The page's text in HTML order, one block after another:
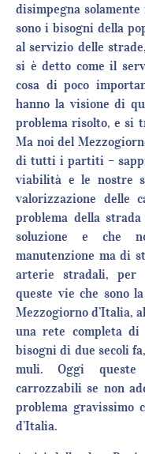
disimpegna
sono i bisogni della
al servizio delle
si è detto come il
cosa di poco
hanno la visione di
problema risolto, e si
Ma noi del
di tutti i partiti –
viabilità e le nostre
valorizzazione delle
problema della
soluzione e che
manutenzione ma di
arterie stradali, per
queste vie che sono
Mezzogiorno d’Italia,
una rete completa
bisogni di due secoli
muli. Oggi queste
carrozzabili se non
problema gravissimo
d’Italia.